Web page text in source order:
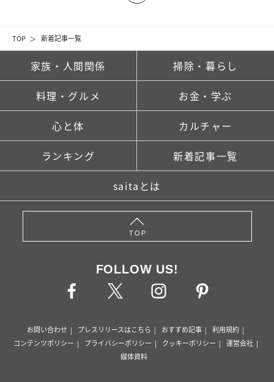
TOP 新着記事一覧
家族・人間関係 掃除・暮らし
料理・グルメ お金・学ぶ
心と体 カルチャー
ランキング 新着記事一覧
saitaとは
TOP
FOLLOW US!
お問い合わせ プレスリリースはこちら おすすめ記事
利用規約
コンテンツポリシー
プライバシーポリシー クッキーポリシー
運営会社
媒体資料